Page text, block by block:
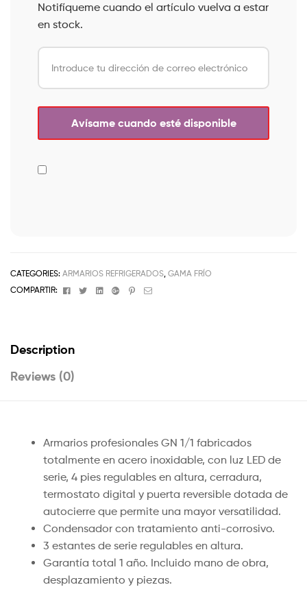
Notifíqueme cuando el artículo vuelva a estar
en stock.
CATEGORIES: ARMARIOS REFRIGERADOS GAMA FRÍO
COMPARTIR:
FacebookTwitterLinkedinGoogle+Pinterest
Email
Description
Reviews (0)
Armarios profesionales GN 1/1 fabricados
totalmente en acero inoxidable, con luz LED de
serie, 4 pies regulables en altura, cerradura,
termostato digital y puerta reversible dotada de
autocierre que permite una mayor versatilidad.
Condensador con tratamiento anti-corrosivo.
3 estantes de serie regulables en altura.
Garantía total 1 año. Incluido mano de obra,
desplazamiento y piezas.